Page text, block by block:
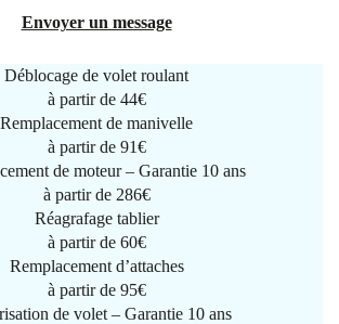
Envoyer un message
Déblocage de volet roulant
à partir de 44€
Remplacement de manivelle
à partir de 91€
de moteur – Garantie 10 ans
à partir de 286€
Réagrafage tablier
à partir de 60€
Remplacement d’attaches
à partir de 95€
de volet – Garantie 10 ans